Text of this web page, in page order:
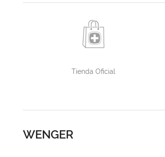
Tienda Oficial
WENGER